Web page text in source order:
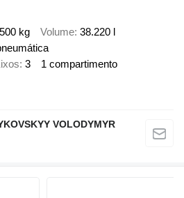
kg Volume 38.220 l
3 1 compartimento
VOLODYMYR